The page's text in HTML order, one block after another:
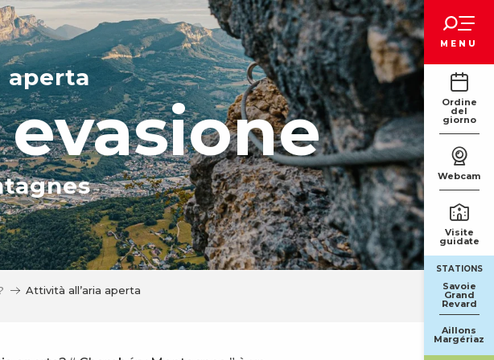
MENU
Ordine
del
giorno
Webcam
Visite
guidate
STATIONS
Savoie
Grand
Revard
Aillons
Margériaz
Attività all’aria aperta